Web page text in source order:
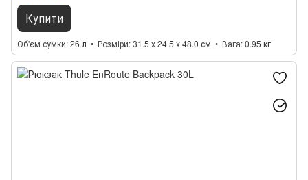
Купити
Об'єм сумки 26 л Розміри 31.5 x 24.5 x 48.0 см Вага 0.95 кг